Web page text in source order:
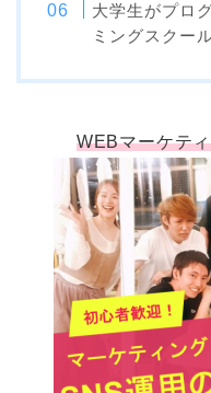
大学生がプロ
ミングスクー
WEBマーケテ